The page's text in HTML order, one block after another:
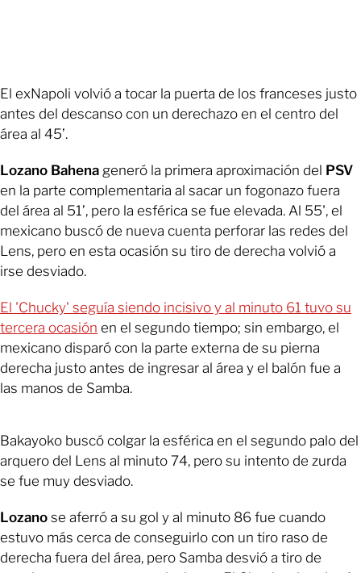
El exNapoli volvió a tocar la puerta de los franceses justo
antes del descanso con un derechazo en el centro del
área al 45’.
Lozano Bahena generó la primera aproximación del PSV
en la parte complementaria al sacar un fogonazo fuera
del área al 51’, pero la esférica se fue elevada. Al 55', el
mexicano buscó de nueva cuenta perforar las redes del
Lens, pero en esta ocasión su tiro de derecha volvió a
irse desviado.
El 'Chucky' seguía siendo incisivo y al minuto 61 tuvo su
tercera ocasión en el segundo tiempo; sin embargo, el
mexicano disparó con la parte externa de su pierna
derecha justo antes de ingresar al área y el balón fue a
las manos de Samba.
Bakayoko buscó colgar la esférica en el segundo palo del
arquero del Lens al minuto 74, pero su intento de zurda
se fue muy desviado.
Lozano se aferró a su gol y al minuto 86 fue cuando
estuvo más cerca de conseguirlo con un tiro raso de
derecha fuera del área, pero Samba desvió a tiro de